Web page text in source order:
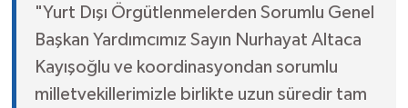
"Yurt Dışı Örgütlenmelerden Sorumlu Genel
Başkan Yardımcımız Sayın Nurhayat Altaca
Kayışoğlu ve koordinasyondan sorumlu
milletvekillerimizle birlikte uzun süredir tam